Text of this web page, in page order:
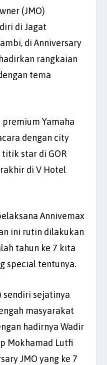
(JMO)
di Jagat
di Anniversary
rangkaian
tema
Yamaha
dengan city
star di GOR
di V Hotel
Annivemax
ini rutin dilakukan
tahun ke 7 kita
special tentunya.
sendiri sejatinya
masyarakat
hadirnya Wadir
Mokhamad Lutfi
JMO yang ke 7